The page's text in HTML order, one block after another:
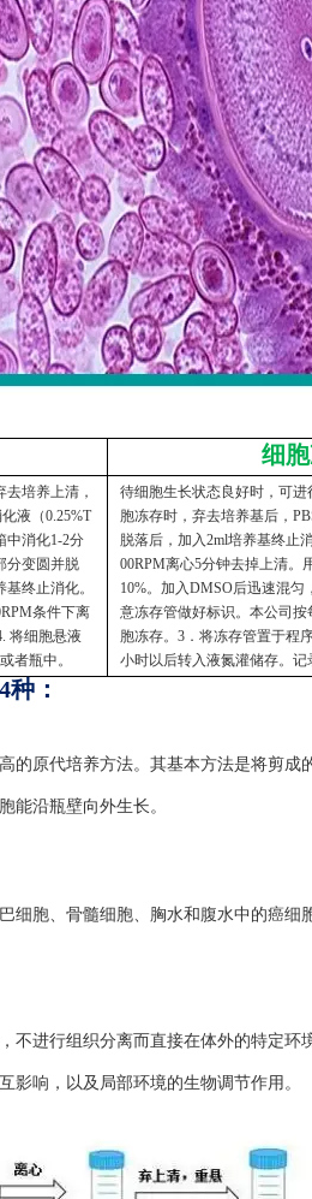
细
培养上清，
液（0.25%T
中消化1-2分
分变圆并脱
终止消化。
条件下离
将细胞悬液
者瓶中。
待细胞生长状态良好时，可
胞冻存时，弃去培养基后，
脱落后，加入2ml培养基终止
00RPM离心5分钟去掉上清。
10%。加入DMSO后迅速混
意冻存管做好标识。本公司
胞冻存。3．将冻存管置于程
小时以后转入液氮灌储存。记
：
原代培养方法。其基本方法是将剪成
能沿瓶壁向外生长。
胞、骨髓细胞、胸水和腹水中的癌细
进行组织分离而直接在体外的特定环
影响，以及局部环境的生物调节作用。